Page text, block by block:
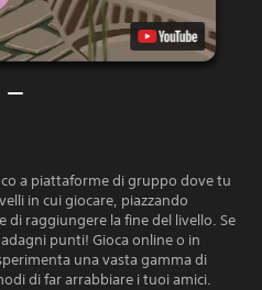
a piattaforme di gruppo dove tu
in cui giocare, piazzando
raggiungere la fine del livello. Se
punti! Gioca online o in
una vasta gamma di
di far arrabbiare i tuoi amici.